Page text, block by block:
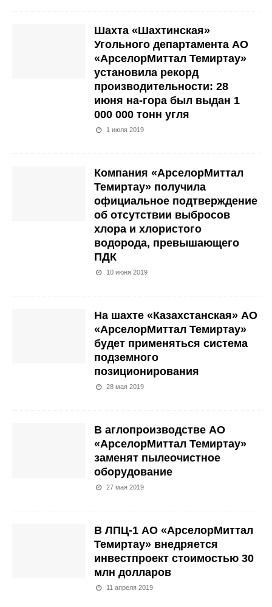
Шахта «Шахтинская»
Угольного департамента АО
«АрселорМиттал Темиртау»
установила рекорд
производительности: 28
июня на-гора был выдан 1
000 000 тонн угля
1 июля 2019
Компания «АрселорМиттал
Темиртау» получила
официальное подтверждение
об отсутствии выбросов
хлора и хлористого
водорода, превышающего
ПДК
10 июня 2019
На шахте «Казахстанская» АО
«АрселорМиттал Темиртау»
будет применяться система
подземного
позиционирования
28 мая 2019
В аглопроизводстве АО
«АрселорМиттал Темиртау»
заменят пылеочистное
оборудование
27 мая 2019
В ЛПЦ-1 АО «АрселорМиттал
Темиртау» внедряется
инвестпроект стоимостью 30
млн долларов
11 апреля 2019